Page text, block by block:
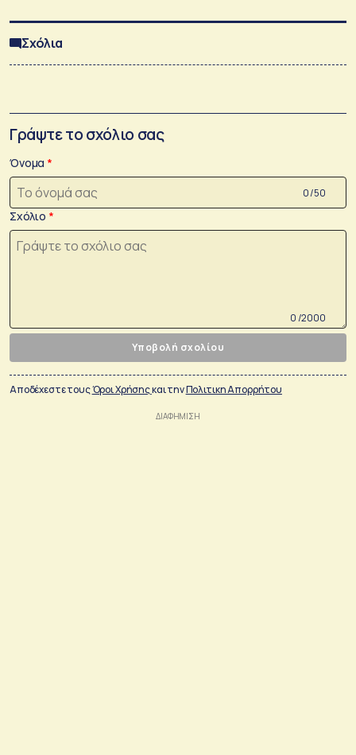
Σχόλια
Γράψτε το σχόλιο σας
Όνομα
0 /50
Σχόλιο
0 /2000
Υποβολή σχολίου
Αποδέχεστε τουςΌροι Χρήσηςκαι τηνΠολιτικη Απορρήτου